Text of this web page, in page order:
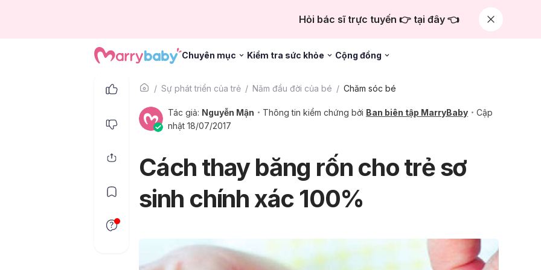
Hỏi bác sĩ trực tuyến 👉 tại đây 👈
Chuyên mục Kiểm tra sức khỏe Cộng đồng
Sự phát triển của trẻ Năm đầu đời của bé Chăm sóc bé
Tác giả: Nguyễn Mận Thông tin kiểm chứng bởi Ban biên tập MarryBaby
Cập
nhật 18/07/2017
Cách thay băng rốn cho trẻ sơ
sinh chính xác 100%